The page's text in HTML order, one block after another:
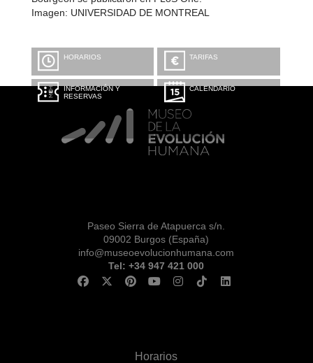
Imagen: UNIVERSIDAD DE MONTREAL
HORARIOS TARIFAS
INFORMACIÓN Y
RESERVAS
CALENDARIO
Paseo Sierra de Atapuerca s/n.
09002 Burgos (España)
info@museoevolucionhumana.com
Tel: +34 947 421 000
Horarios